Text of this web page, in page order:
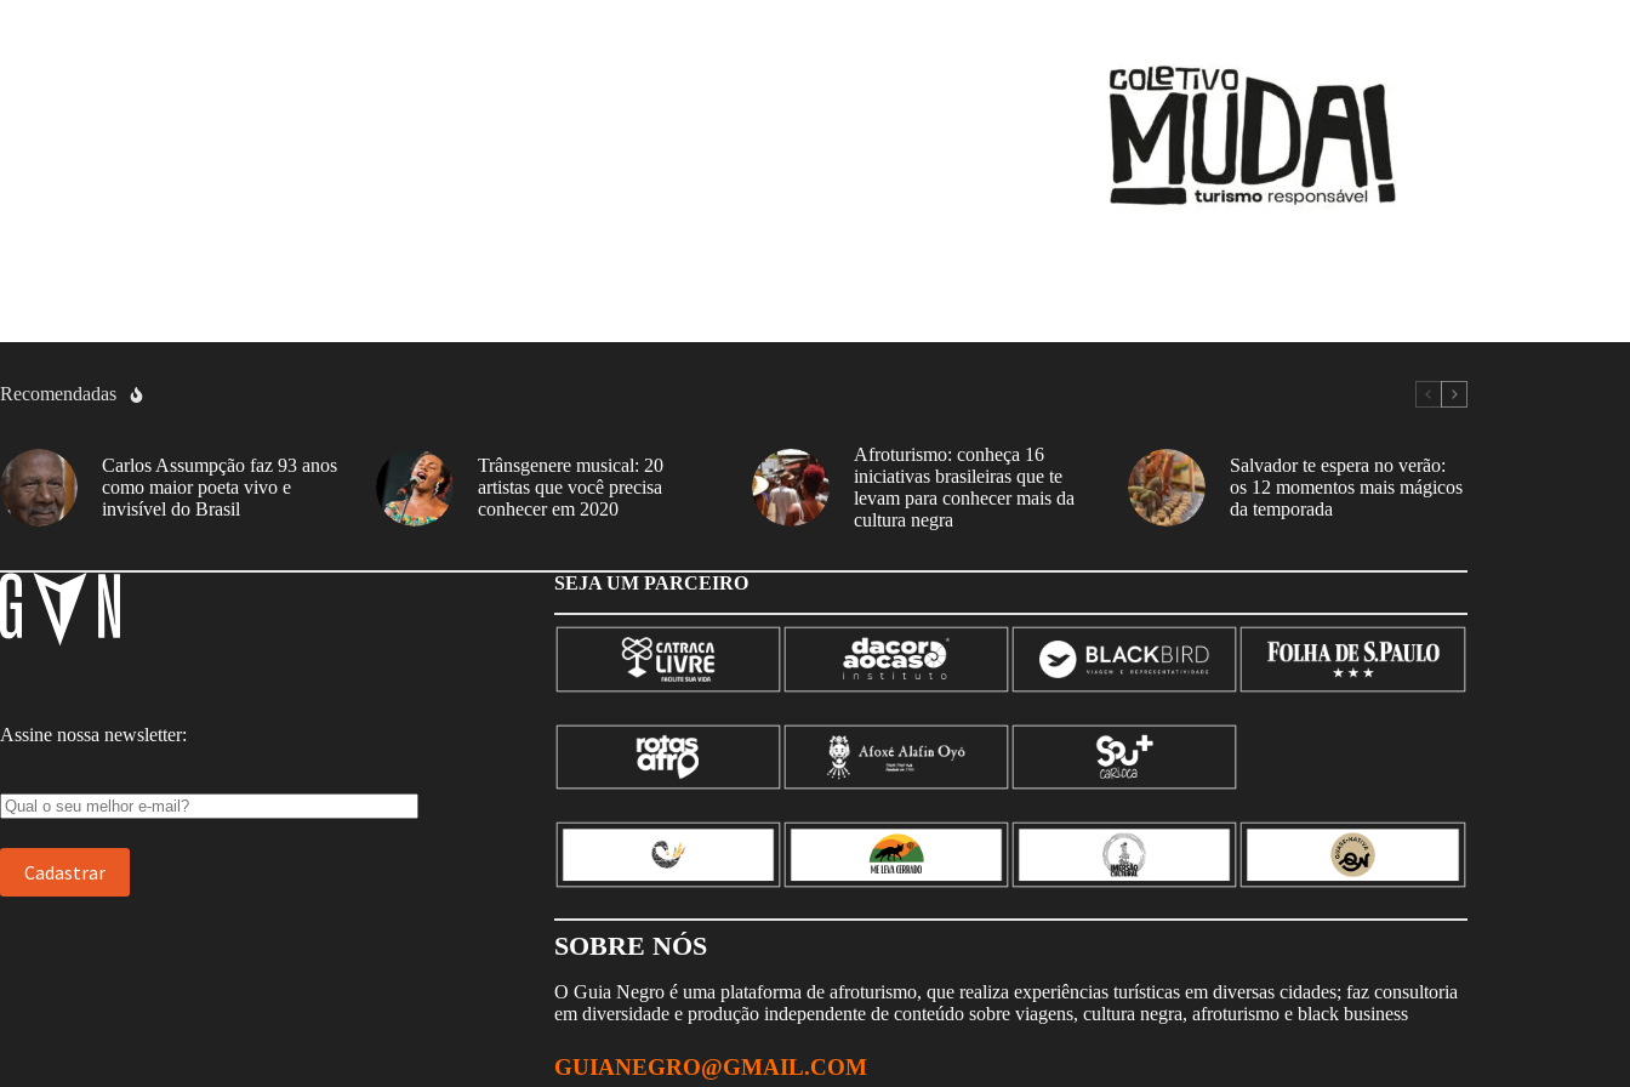
Recomendadas
Carlos Assumpção faz 93 anos
como maior poeta vivo e
invisível do Brasil
Trânsgenere musical: 20
artistas que você precisa
conhecer em 2020
Afroturismo: conheça 16
iniciativas brasileiras que te
levam para conhecer mais da
cultura negra
Salvador te espera no verão:
os 12 momentos mais mágicos
da temporada
Assine nossa newsletter:
SEJA UM PARCEIRO
SOBRE NÓS
O Guia Negro é uma plataforma de afroturismo, que realiza experiências turísticas em diversas cidades; faz consultoria
em diversidade e produção independente de conteúdo sobre viagens, cultura negra, afroturismo e black business
GUIANEGRO@GMAIL.COM